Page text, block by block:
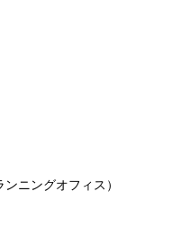
ニングオフィス）